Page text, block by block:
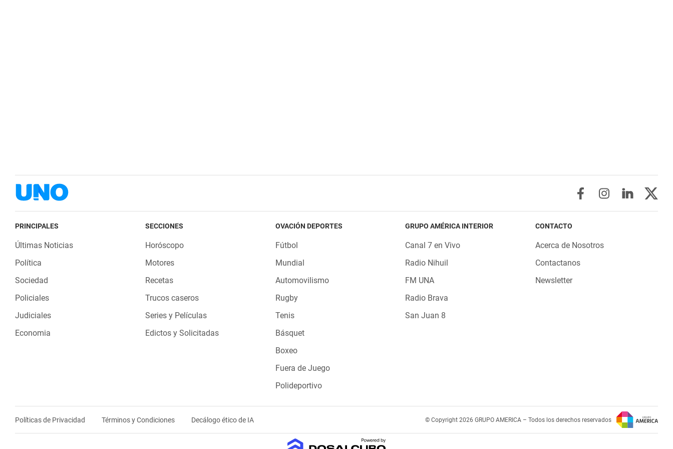
PRINCIPALES
Últimas Noticias
Política
Sociedad
Policiales
Judiciales
Economia
SECCIONES
Horóscopo
Motores
Recetas
Trucos caseros
Series y Películas
Edictos y Solicitadas
OVACIÓN DEPORTES
Fútbol
Mundial
Automovilismo
Rugby
Tenis
Básquet
Boxeo
Fuera de Juego
Polideportivo
GRUPO AMÉRICA INTERIOR
Canal 7 en Vivo
Radio Nihuil
FM UNA
Radio Brava
San Juan 8
CONTACTO
Acerca de Nosotros
Contactanos
Newsletter
Políticas de Privacidad Términos y Condiciones Decálogo ético de IA © Copyright 2026 GRUPO AMERICA – Todos los derechos reservados